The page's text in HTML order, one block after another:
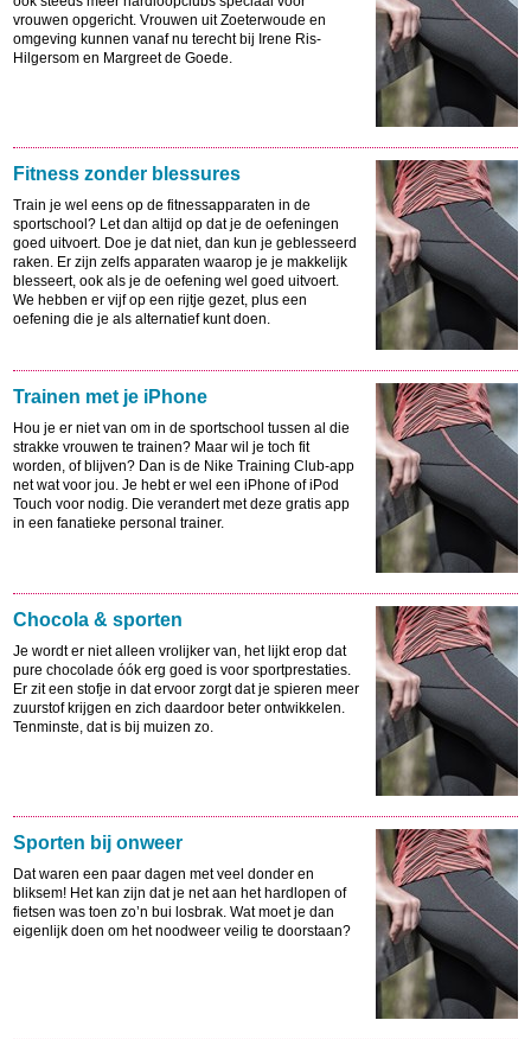
vrouwen opgericht. Vrouwen uit Zoeterwoude en
omgeving kunnen vanaf nu terecht bij Irene Ris-
Hilgersom en Margreet de Goede.
Fitness zonder blessures
Train je wel eens op de fitnessapparaten in de
sportschool? Let dan altijd op dat je de oefeningen
goed uitvoert. Doe je dat niet, dan kun je geblesseerd
raken. Er zijn zelfs apparaten waarop je je makkelijk
blesseert, ook als je de oefening wel goed uitvoert.
We hebben er vijf op een rijtje gezet, plus een
oefening die je als alternatief kunt doen.
Trainen met je iPhone
Hou je er niet van om in de sportschool tussen al die
strakke vrouwen te trainen? Maar wil je toch fit
worden, of blijven? Dan is de Nike Training Club-app
net wat voor jou. Je hebt er wel een iPhone of iPod
Touch voor nodig. Die verandert met deze gratis app
in een fanatieke personal trainer.
Chocola & sporten
Je wordt er niet alleen vrolijker van, het lijkt erop dat
pure chocolade óók erg goed is voor sportprestaties.
Er zit een stofje in dat ervoor zorgt dat je spieren meer
zuurstof krijgen en zich daardoor beter ontwikkelen.
Tenminste, dat is bij muizen zo.
Sporten bij onweer
Dat waren een paar dagen met veel donder en
bliksem! Het kan zijn dat je net aan het hardlopen of
fietsen was toen zo’n bui losbrak. Wat moet je dan
eigenlijk doen om het noodweer veilig te doorstaan?